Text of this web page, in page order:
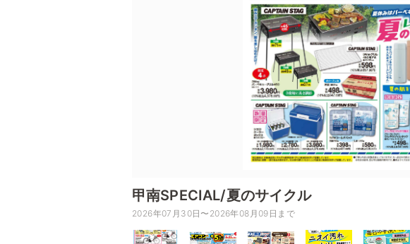
甲南SPECIAL/夏のサイクル
2026年07月30日〜2026年08月09日まで